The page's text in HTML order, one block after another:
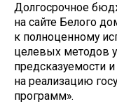
Долгосрочное
на сайте Белого
к полноценному
целевых методов
предсказуемости
на реализацию
программ».